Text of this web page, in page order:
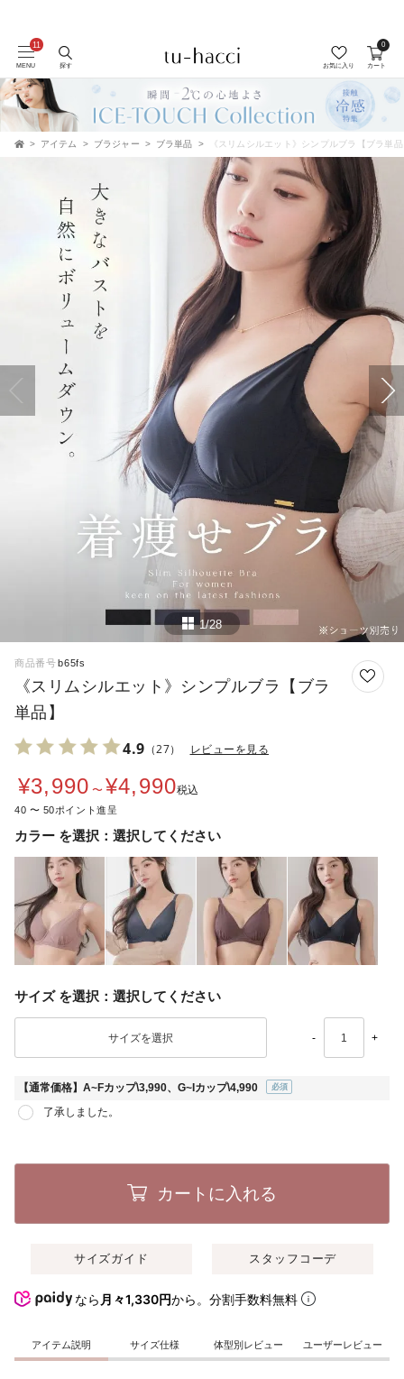
MENU 探す お気に入り カート
0
アイテム ブラジャー ブラ単品 《スリムシルエット》シンプルブラ【ブラ単
1/28
商品番号 b65fs
《スリムシルエット》シンプルブラ【ブラ
単品】
4.9 （27） レビューを見る
¥3,990 〜 ¥4,990税込
40 〜 50
カラー 選択してください
サイズ 選択してください
- +
【通常価格】A~Fカップ\3,990、G~Iカップ\4,990
了承しました。
カートに入れる
サイズガイド スタッフコーデ
なら 月々1,330円から。分割手数料無料
アイテム説明 サイズ仕様 体型別レビュー ユーザーレビュー